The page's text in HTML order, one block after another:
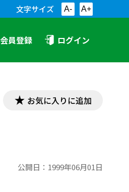
文字サイズ A- A+
会員登録 ログイン
お気に入りに追加
公開日： 1999年06月01日